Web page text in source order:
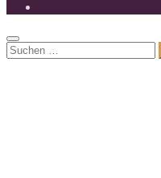
Suchen
nach: